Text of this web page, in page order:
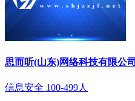
思而听(山东)网络科技有限公司
信息安全 100-499人